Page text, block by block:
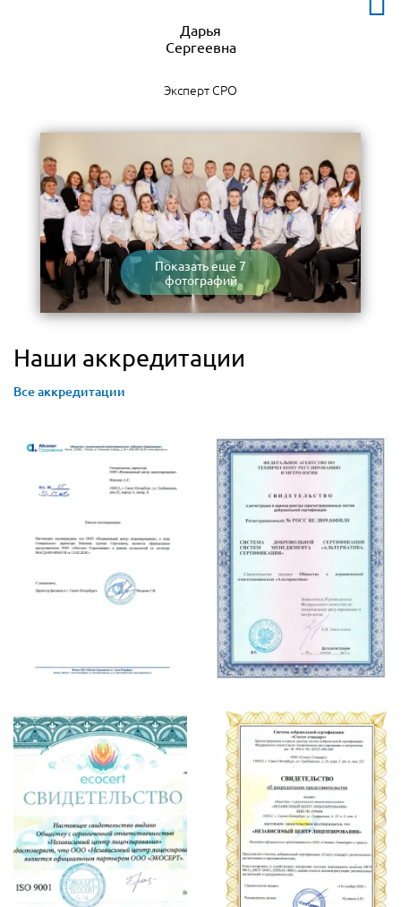
Дарья
Сергеевна
Эксперт СРО
Показать еще 7
фотографий
Наши аккредитации
Все аккредитации